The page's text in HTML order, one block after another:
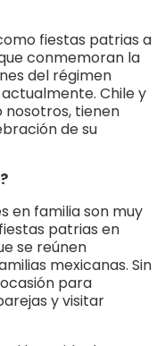
fiestas patrias a
conmemoran la
del régimen
Chile y
nosotros, tienen
de su
en familia son muy
patrias en
se reúnen
mexicanas. Sin
para
y visitar